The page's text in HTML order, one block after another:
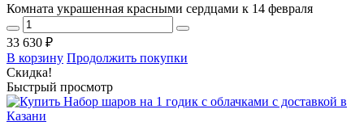
Комната украшенная красными сердцами к 14 февраля
33 630 ₽
В корзину Продолжить покупки
Скидка!
Быстрый просмотр